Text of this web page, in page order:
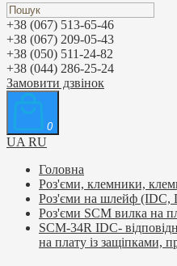
+38 (067) 513-65-46
+38 (067) 209-05-43
+38 (050) 511-24-82
+38 (044) 286-25-24
Замовити дзвінок
0
UA RU
Головна
Роз'єми, клемники,
Роз'єми на шлейф (IDC,
Роз'єми SCM вилка на
SCM-34R IDC-
на плату із защіпками,